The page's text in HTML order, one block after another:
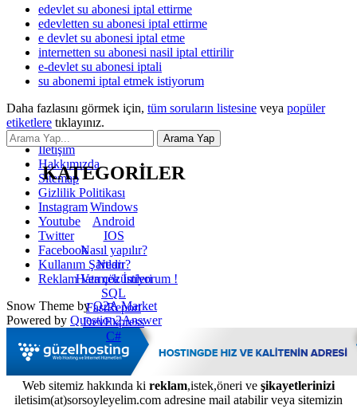
edevlet su abonesi iptal ettirme
edevletten su abonesi iptal ettirme
e devlet su abonesi iptal etme
internetten su abonesi nasil iptal ettirilir
e-devlet su abonesi iptali
su abonemi iptal etmek istiyorum
Daha fazlasını görmek için, tüm soruların listesine veya popüler
etiketlere tıklayınız.
KATEGORİLER
Windows
Android
IOS
Nasıl yapılır?
Nedir?
Hata çözümleri
SQL
FastReport
DevExpress
C#
İletişim
Hakkımızda
Sitemap
Gizlilik Politikası
Instagram
Youtube
Twitter
Facebook
Kullanım Şartları
Reklam Vermek İstiyorum !
Snow Theme byQ2A Market
Powered by Question2Answer
Web sitemiz hakkında ki reklam,istek,öneri ve şikayetlerinizi
iletisim(at)sorsoyleyelim.com adresine mail atabilir veya sitemizin